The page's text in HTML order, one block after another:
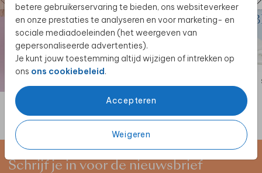
betere gebruikerservaring te bieden, ons websiteverkeer
en onze prestaties te analyseren en voor marketing- en
sociale mediadoeleinden (het weergeven van
gepersonaliseerde advertenties).
Je kunt jouw toestemming altijd wijzigen of intrekken op
ons ons cookiebeleid.
Accepteren
Weigeren
Schrijf je in voor de nieuwsbrief